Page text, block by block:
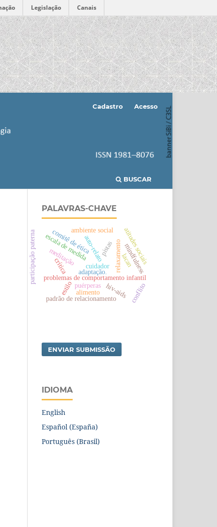
Legislação Canais
BUSCAR
Cadastro Acesso
PALAVRAS-CHAVE
cuidador
problemas de comportamento infantil
mindfulness
relaxamento
meditação
escala de medida
crítica
estilo
lacan
auto-relato
padrão de relacionamento
atitudes sociais
hiv-aids
comitê de éticaambiente social
puérperas
alimento
conflito
participação paterna adaptação.
pistas
ENVIAR SUBMISSÃO
IDIOMA
English
Español (España)
Português (Brasil)